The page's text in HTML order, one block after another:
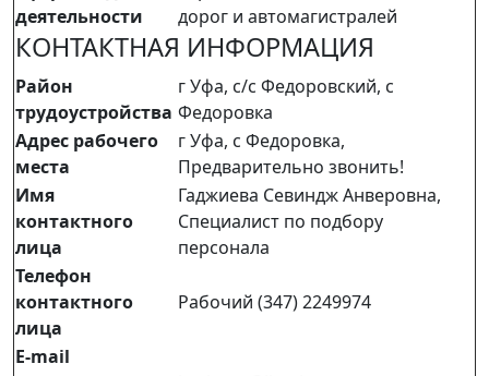
деятельности
дорог и автомагистралей
КОНТАКТНАЯ ИНФОРМАЦИЯ
Район
трудоустройства
г Уфа, с/с Федоровский, с
Федоровка
Адрес рабочего
места
г Уфа, с Федоровка,
Предварительно звонить!
Имя
контактного
лица
Гаджиева Севиндж Анверовна,
Специалист по подбору
персонала
Телефон
контактного
лица
Рабочий (347) 2249974
E-mail